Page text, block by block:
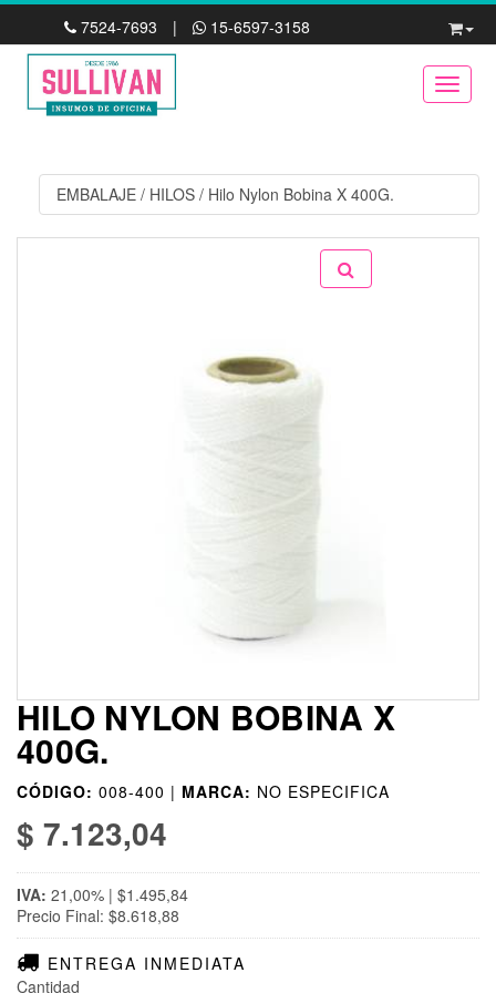
7524-7693 | 15-6597-3158
EMBALAJE / HILOS / Hilo Nylon Bobina X 400G.
HILO NYLON BOBINA X
400G.
CÓDIGO: 008-400 | MARCA: NO ESPECIFICA
$ 7.123,04
IVA: 21,00% | $1.495,84
Precio Final: $8.618,88
ENTREGA INMEDIATA
Cantidad